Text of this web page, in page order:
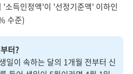
'소득인정액'이 '선정기준액' 이하인
수준)
터?
일이 속하는 달의 1개월 전부터 신